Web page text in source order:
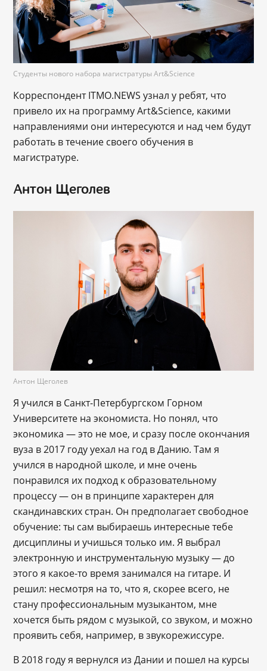
Студенты нового набора магистратуры Art&Science
Корреспондент ITMO.NEWS узнал у ребят, что
привело их на программу Art&Science, какими
направлениями они интересуются и над чем будут
работать в течение своего обучения в
магистратуре.
Антон Щеголев
Антон Щеголев
Я учился в Санкт-Петербургском Горном
Университете на экономиста. Но понял, что
экономика ― это не мое, и сразу после окончания
вуза в 2017 году уехал на год в Данию. Там я
учился в народной школе, и мне очень
понравился их подход к образовательному
процессу — он в принципе характерен для
скандинавских стран. Он предполагает свободное
обучение: ты сам выбираешь интересные тебе
дисциплины и учишься только им. Я выбрал
электронную и инструментальную музыку — до
этого я какое-то время занимался на гитаре. И
решил: несмотря на то, что я, скорее всего, не
стану профессиональным музыкантом, мне
хочется быть рядом с музыкой, со звуком, и можно
проявить себя, например, в звукорежиссуре.
В 2018 году я вернулся из Дании и пошел на курсы